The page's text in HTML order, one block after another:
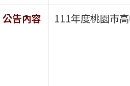
公告內容
111年度桃園市